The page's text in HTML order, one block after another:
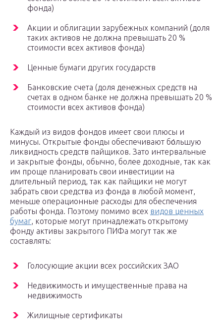
фонда)
Акции и облигации зарубежных компаний (доля
таких активов не должна превышать 20 %
стоимости всех активов фонда)
Ценные бумаги других государств
Банковские счета (доля денежных средств на
счетах в одном банке не должна превышать 20 %
стоимости всех активов фонда)
Каждый из видов фондов имеет свои плюсы и
минусы. Открытые фонды обеспечивают бо́льшую
ликвидность средств пайщиков. Зато интервальные
и закрытые фонды, обычно, более доходные, так как
им проще планировать свои инвестиции на
длительный период, так как пайщики не могут
забрать свои средства из фонда в любой момент,
меньше операционные расходы для обеспечения
работы фонда. Поэтому помимо всех видов ценных
бумаг, которые могут принадлежать открытому
фонду активы закрытого ПИФа могут так же
составлять:
Голосующие акции всех российских ЗАО
Недвижимость и имущественные права на
недвижимость
Жилищные сертификаты